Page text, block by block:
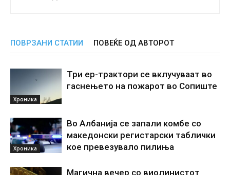
ПОВРЗАНИ СТАТИИ ПОВЕЌЕ ОД АВТОРОТ
Хроника
Три ер-трактори се вклучуваат во
гаснењето на пожарот во Сопиште
Хроника
Во Албанија се запали комбе со
македонски регистарски таблички
кое превезувало пилиња
Магична вечер со виолинистот